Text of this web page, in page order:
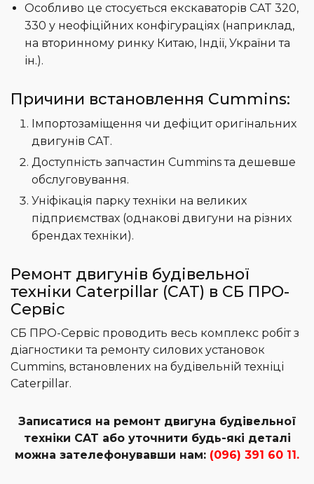
Особливо це стосується екскаваторів CAT 320,
330 у неофіційних конфігураціях (наприклад,
на вторинному ринку Китаю, Індії, України та
ін.).
Причини встановлення Cummins:
Імпортозаміщення чи дефіцит оригінальних
двигунів CAT.
Доступність запчастин Cummins та дешевше
обслуговування.
Уніфікація парку техніки на великих
підприємствах (однакові двигуни на різних
брендах техніки).
Ремонт двигунів будівельної
техніки Caterpillar (CAT) в СБ ПРО-
Сервіс
СБ ПРО-Сервіс проводить весь комплекс робіт з
діагностики та ремонту силових установок
Cummins, встановлених на будівельній техніці
Caterpillar.
Записатися на ремонт двигуна будівельної
техніки CAT або уточнити будь-які деталі
можна зателефонувавши нам: (096) 391 60 11.